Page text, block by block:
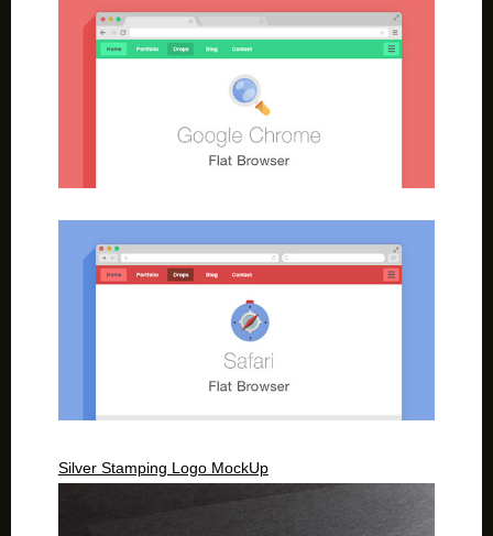
Silver Stamping Logo MockUp